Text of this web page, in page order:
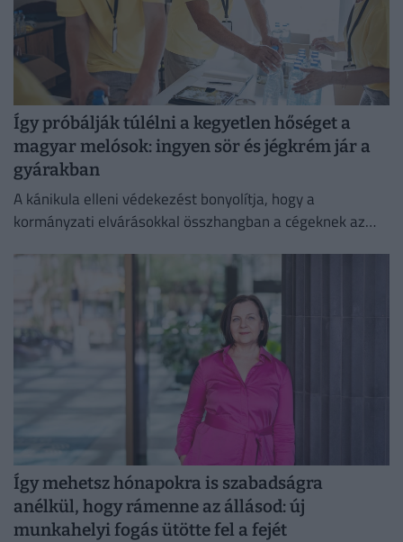
Így próbálják túlélni a kegyetlen hőséget a
magyar melósok: ingyen sör és jégkrém jár a
gyárakban
A kánikula elleni védekezést bonyolítja, hogy a
kormányzati elvárásokkal összhangban a cégeknek az
Így mehetsz hónapokra is szabadságra
anélkül, hogy rámenne az állásod: új
munkahelyi fogás ütötte fel a fejét